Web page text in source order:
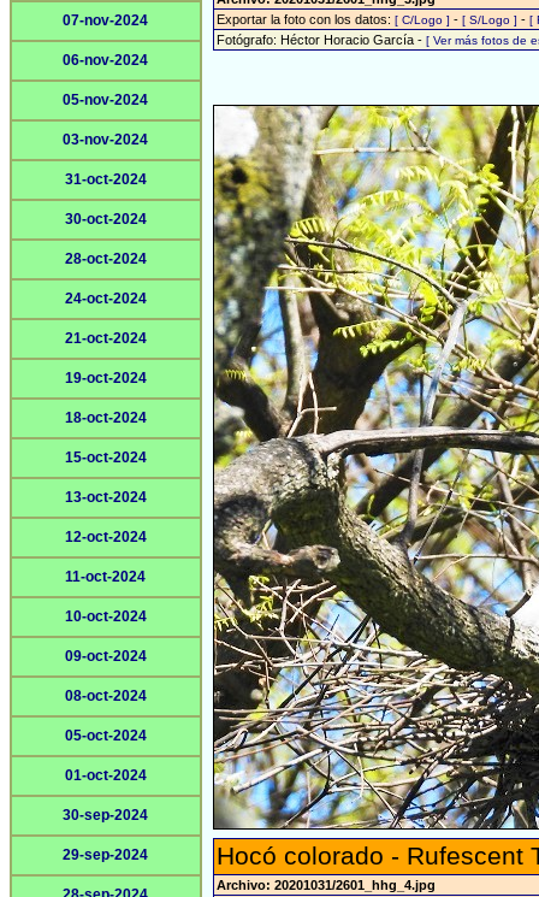
07-nov-2024
06-nov-2024
05-nov-2024
03-nov-2024
31-oct-2024
30-oct-2024
28-oct-2024
24-oct-2024
21-oct-2024
19-oct-2024
18-oct-2024
15-oct-2024
13-oct-2024
12-oct-2024
11-oct-2024
10-oct-2024
09-oct-2024
08-oct-2024
05-oct-2024
01-oct-2024
30-sep-2024
29-sep-2024
Exportar la foto con los datos: [ C/Logo ] - [ S/Logo ] - [
Fotógrafo: Héctor Horacio García - [ Ver más fotos de
Hocó colorado - Rufescent
Archivo: 20201031/2601_hhg_4.jpg